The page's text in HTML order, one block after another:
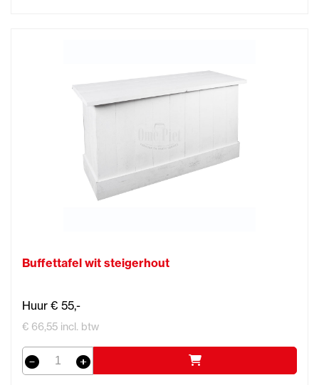
Buffettafel wit steigerhout
Huur € 55,-
€ 66,55 incl. btw